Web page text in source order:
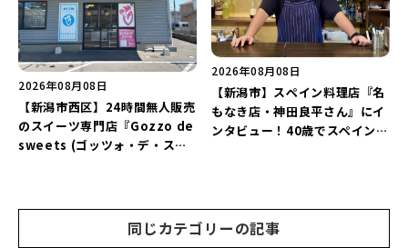
♪
2026年08月08日
【新潟市西区】24時間無人販売
のスイーツ専門店『Gozzo de
sweets (ゴッツォ・デ・スイ
2026年08月08日
【新潟市】スペイン料理店『名
もなき店・神田良平さん』にイ
ンタビュー！40歳でスペインへ
同じカテゴリーの記事